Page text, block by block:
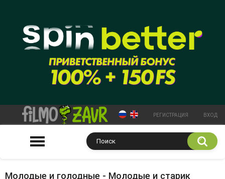
РЕГИСТРАЦИЯ ВХОД
Молодые и голодные - Молодые и старик